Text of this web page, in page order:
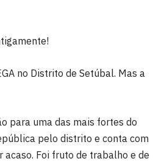
no Distrito de Setúbal. Mas a
para uma das mais fortes do
pelo distrito e conta com
Foi fruto de trabalho e de